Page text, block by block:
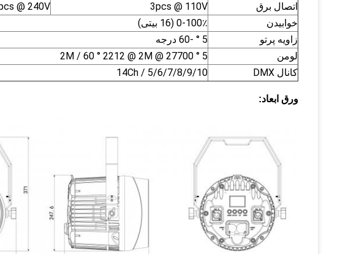
اتصال برق
3pcs @ 110V
@ 240V
خوابیدن
0-100٪ (16 بیتی)
زاویه پرتو
5 ° -60 درجه
لومن
5 ° 27700 @ 2M / 60 ° 2212 @ 2M
کانال DMX
5/6/7/8/9/10 / 14Ch
ورق ابعاد: